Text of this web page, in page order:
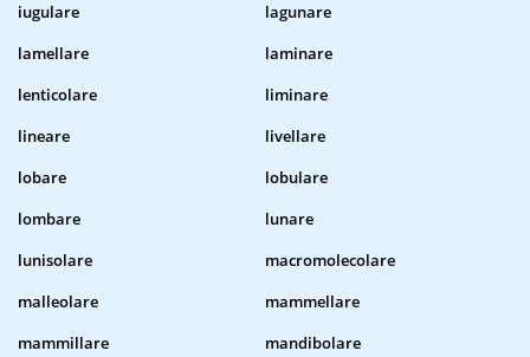
iugulare
lagunare
lamellare
laminare
lenticolare
liminare
lineare
livellare
lobare
lobulare
lombare
lunare
lunisolare
macromolecolare
malleolare
mammellare
mammillare
mandibolare